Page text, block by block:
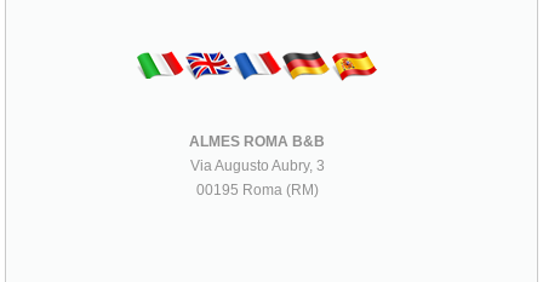
ALMES ROMA B&B
Via Augusto Aubry, 3
00195 Roma (RM)